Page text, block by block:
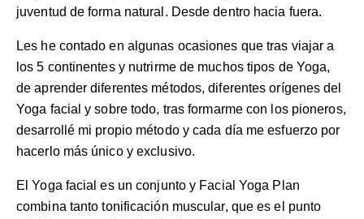
juventud de forma natural. Desde dentro hacia fuera.
Les he contado en algunas ocasiones que tras viajar a
los 5 continentes y nutrirme de muchos tipos de Yoga,
de aprender diferentes métodos, diferentes orígenes del
Yoga facial y sobre todo, tras formarme con los pioneros,
desarrollé mi propio método y cada día me esfuerzo por
hacerlo más único y exclusivo.
El Yoga facial es un conjunto y Facial Yoga Plan
combina tanto tonificación muscular, que es el punto